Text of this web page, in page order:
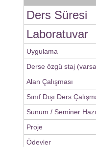
Ders Süresi
Laboratuvar
Uygulama
Derse özgü staj
Alan Çalışması
Sınıf Dışı Ders
Sunum / Seminer
Proje
Ödevler